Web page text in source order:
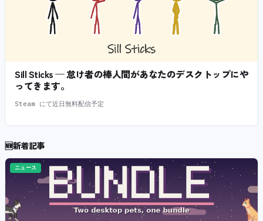
Sill Sticks — 怠け者の棒人間があなたのデスクトップにや
ってきます。
Steam にて近日無料配信予定
🆕新着記事
ニュース